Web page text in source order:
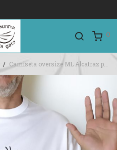
0
/ Camiseta oversize ML Alcatraz patiazul 1